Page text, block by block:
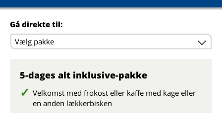
Gå direkte til:
Vælg pakke
5-dages alt inklusive-pakke
Velkomst med frokost eller kaffe med kage eller
en anden lækkerbisken